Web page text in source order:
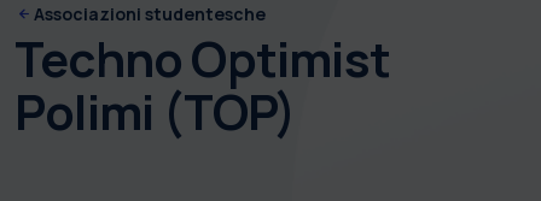
Associazioni studentesche
Techno Optimist
Polimi (TOP)